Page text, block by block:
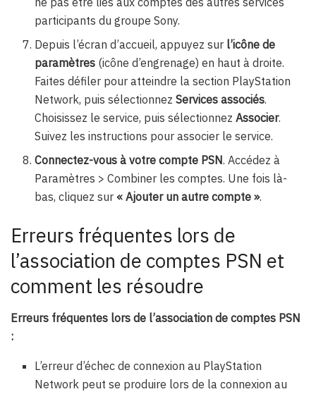
participants du groupe Sony.
Depuis l’écran d’accueil, appuyez sur l’icône de
paramètres (icône d’engrenage) en haut à droite.
Faites défiler pour atteindre la section PlayStation
Network, puis sélectionnezServices associés.
Choisissez le service, puis sélectionnezAssocier.
Suivez les instructions pour associer le service.
Connectez-vous à votre compte PSN. Accédez à
Paramètres > Combiner les comptes. Une fois là-
bas, cliquez sur « Ajouter un autre compte ».
Erreurs fréquentes lors de
l’association de comptes PSN et
comment les résoudre
Erreurs fréquentes lors de l’association de comptes PSN
:
L’erreur d’échec de connexion au PlayStation
Network peut se produire lors de la connexion au